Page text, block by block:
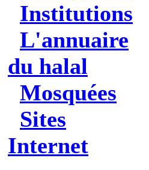
Institutions
L'annuaire
du halal
Mosquées
Sites
Internet